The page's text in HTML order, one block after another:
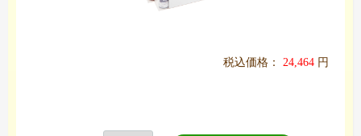
税込価格： 24,464 円